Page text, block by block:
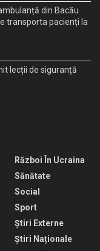
din Bacău
transporta pacienți la
lecții de siguranță
Război În Ucraina
Sănătate
Social
Sport
Știri Externe
Știri Naționale